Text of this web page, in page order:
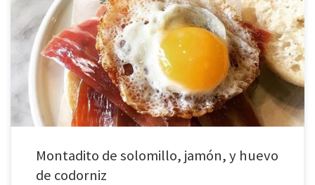
Montadito de solomillo, jamón, y huevo
de codorniz ️